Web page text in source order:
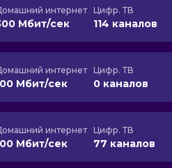
интернет
Мбит/сек
Цифр. ТВ
114 каналов
интернет
Мбит/сек
Цифр. ТВ
0 каналов
интернет
Мбит/сек
Цифр. ТВ
77 каналов